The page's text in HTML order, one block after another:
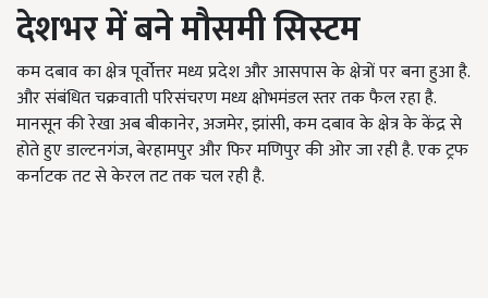
देशभर में बने मौसमी सिस्टम
कम दबाव का क्षेत्र पूर्वोत्तर मध्य प्रदेश और आसपास के क्षेत्रों पर बना हुआ है.
और संबंधित चक्रवाती परिसंचरण मध्य क्षोभमंडल स्तर तक फैल रहा है.
मानसून की रेखा अब बीकानेर, अजमेर, झांसी, कम दबाव के क्षेत्र के केंद्र से
होते हुए डाल्टनगंज, बेरहामपुर और फिर मणिपुर की ओर जा रही है. एक ट्रफ
कर्नाटक तट से केरल तट तक चल रही है.